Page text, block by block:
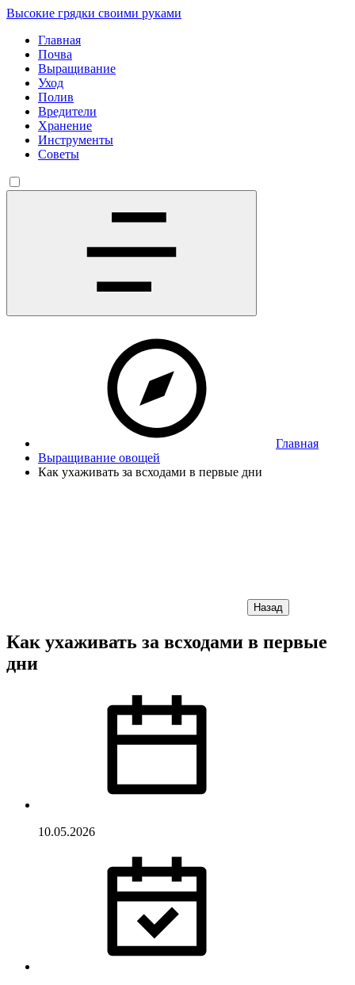
Высокие грядки своими руками
Главная
Почва
Выращивание
Уход
Полив
Вредители
Хранение
Инструменты
Советы
Главная
Выращивание овощей
Как ухаживать за всходами в первые дни
Назад
Как ухаживать за всходами в первые
дни
10.05.2026